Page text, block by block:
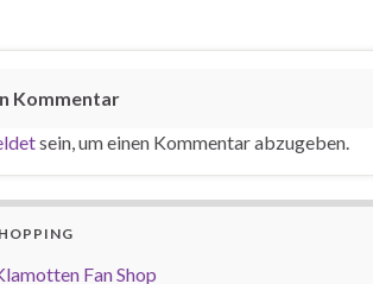
Kommentar
sein, um einen Kommentar abzugeben.